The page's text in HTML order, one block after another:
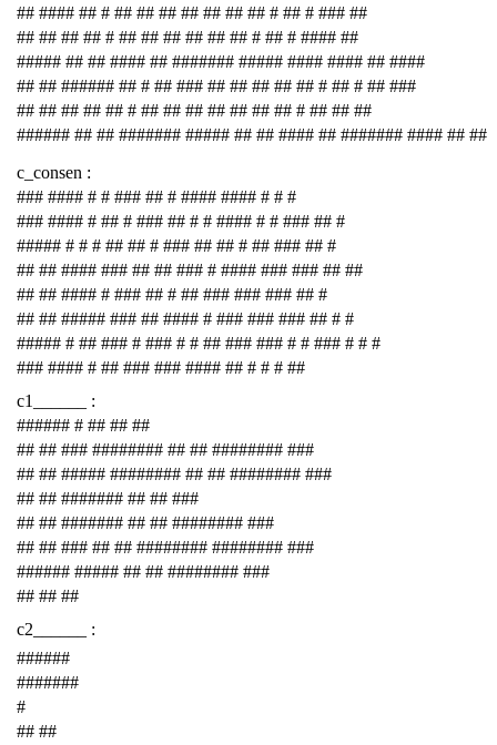
## #### ## # ## ## ## ## ## ## ## # ## # ### ##
## ## ## ## # ## ## ## ## ## ## # ## # #### ##
##### ## ## #### ## ####### ##### #### #### ## ####
## ## ###### ## # ## ### ## ## ## ## ## # ## # ## ###
## ## ## ## ## # ## ## ## ## ## ## ## # ## ## ##
###### ## ## ####### ##### ## ## #### ## ####### #### ## ##
c_consen :
### #### # # ### ## # #### #### # # #
### #### # ## # ### ## # # #### # # ### ## #
##### # # # ## ## # ### ## ## # ## ### ## #
## ## #### ### ## ## ### # #### ### ### ## ##
## ## #### # ### ## # ## ### ### ### ## #
## ## ##### ### ## #### # ### ### ### ## # #
##### # ## ### # ### # # ## ### ### # # ### # # #
### #### # ## ### ### #### ## # # # ##
c1______ :
###### # ## ## ##
## ## ### ######## ## ## ######## ###
## ## ##### ######## ## ## ######## ###
## ## ####### ## ## ###
## ## ####### ## ## ######## ###
## ## ### ## ## ######## ######## ###
###### ##### ## ## ######## ###
## ## ##
c2______ :
######
#######
#
## ##